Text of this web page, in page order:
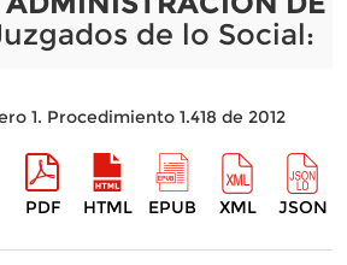
de lo Social:
1. Procedimiento 1.418 de 2012
PDF HTML EPUB XML JSON